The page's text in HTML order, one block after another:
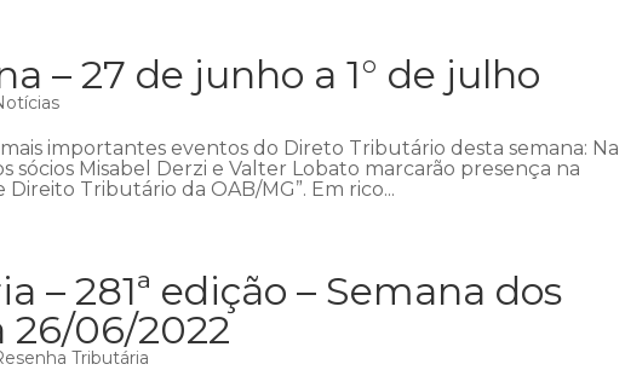
– 27 de junho a 1° de julho
importantes eventos do Direto Tributário desta semana: Na
sócios Misabel Derzi e Valter Lobato marcarão presença na
Tributário da OAB/MG”. Em rico...
– 281ª edição – Semana dos
26/06/2022
Tributária